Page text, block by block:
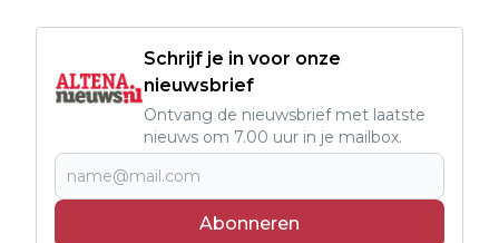
Schrijf je in voor onze
nieuwsbrief
Ontvang de nieuwsbrief met laatste
nieuws om 7.00 uur in je mailbox.
Abonneren